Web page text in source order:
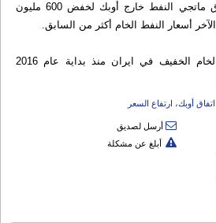
إنتاج النفط ، فضلا عن اتفاق ماتجي النفط خارج أوبك لخفض 600 مليون
أسعار النفط الخام أكثر من السابق.
وكان متوسط سعر النفط الخام الخفيف في ايران منذ بداية عام 2016
اتفاق أوبك، ارتفاع السعر
أرسل لصديق
أبلغ عن مشكلة